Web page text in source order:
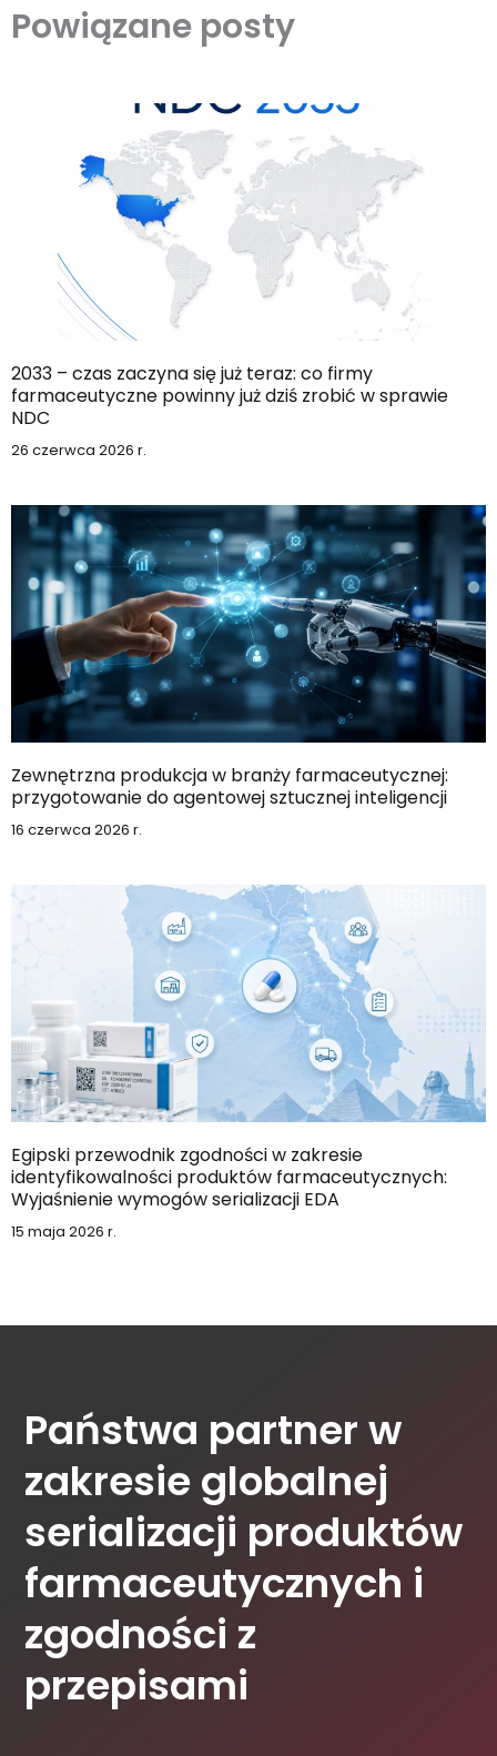
Powiązane posty
2033 – czas zaczyna się już teraz: co firmy
farmaceutyczne powinny już dziś zrobić w sprawie
NDC
26 czerwca 2026 r.
Zewnętrzna produkcja w branży farmaceutycznej:
przygotowanie do agentowej sztucznej inteligencji
16 czerwca 2026 r.
Egipski przewodnik zgodności w zakresie
identyfikowalności produktów farmaceutycznych:
Wyjaśnienie wymogów serializacji EDA
15 maja 2026 r.
Państwa partner w
zakresie globalnej
serializacji produktów
farmaceutycznych i
zgodności z
przepisami